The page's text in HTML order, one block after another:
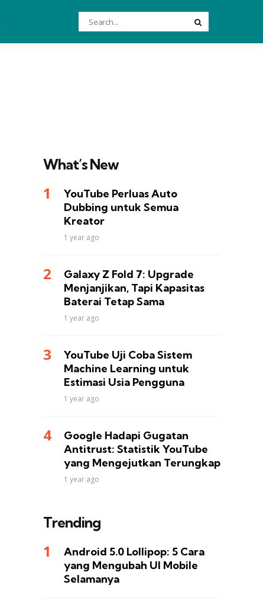
Search
for:
What’s New
YouTube Perluas Auto
Dubbing untuk Semua
Kreator
1 year ago
Galaxy Z Fold 7: Upgrade
Menjanjikan, Tapi Kapasitas
Baterai Tetap Sama
1 year ago
YouTube Uji Coba Sistem
Machine Learning untuk
Estimasi Usia Pengguna
1 year ago
Google Hadapi Gugatan
Antitrust: Statistik YouTube
yang Mengejutkan Terungkap
1 year ago
Trending
Android 5.0 Lollipop: 5 Cara
yang Mengubah UI Mobile
Selamanya